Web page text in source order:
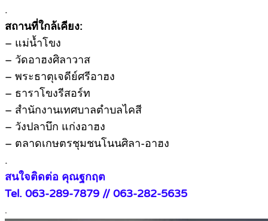
.
สถานที่ใกล้เคียง:
– แม่น้ำโขง
– วัดอาฮงศิลาวาส
– พระธาตุเจดีย์ศรีอาฮง
– ธาราโขงรีสอร์ท
– สำนักงานเทศบาลตำบลไคสี
– วังปลาบึก แก่งอาฮง
– ตลาดเกษตรชุมชนโนนศิลา-อาฮง
.
สนใจติดต่อ คุณฐกฤต
Tel. 063-289-7879 // 063-282-5635
.